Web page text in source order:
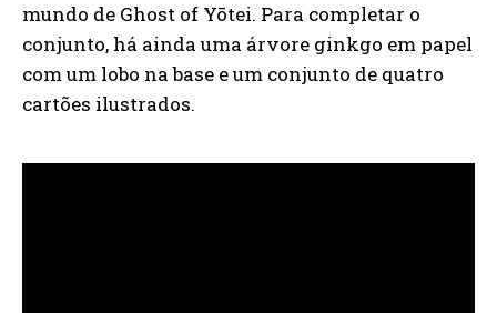
mundo de Ghost of Yōtei. Para completar o
conjunto, há ainda uma árvore ginkgo em papel
com um lobo na base e um conjunto de quatro
cartões ilustrados.